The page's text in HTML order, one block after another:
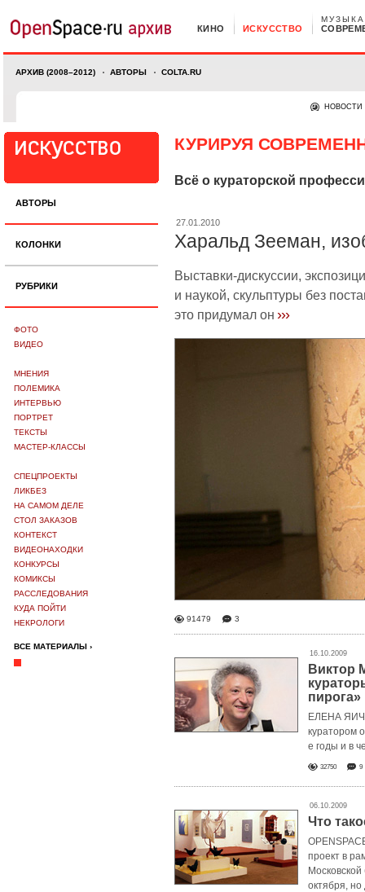
КИНО ИСКУССТВО
МУЗЫКА
АРХИВ (2008–2012) АВТОРЫ COLTA.RU
НОВОСТИ
АВТОРЫ
КОЛОНКИ
РУБРИКИ
ФОТО
ВИДЕО
МНЕНИЯ
ПОЛЕМИКА
ИНТЕРВЬЮ
ПОРТРЕТ
ТЕКСТЫ
МАСТЕР-КЛАССЫ
СПЕЦПРОЕКТЫ
ЛИКБЕЗ
НА САМОМ ДЕЛЕ
СТОЛ ЗАКАЗОВ
КОНТЕКСТ
ВИДЕОНАХОДКИ
КОНКУРСЫ
КОМИКСЫ
РАССЛЕДОВАНИЯ
КУДА ПОЙТИ
НЕКРОЛОГИ
ВСЕ МАТЕРИАЛЫ ›
КУРИРУЯ
Всё о кураторской
27.01.2010
Харальд Зееман,
Выставки-дискуссии,
и наукой, скульптуры без
это придумал он ›››
91479 3
16.10.2009
Виктор
пирога»
ЕЛЕНА
куратором
е годы и в
32750 9
06.10.2009
Что
проект в
октября,